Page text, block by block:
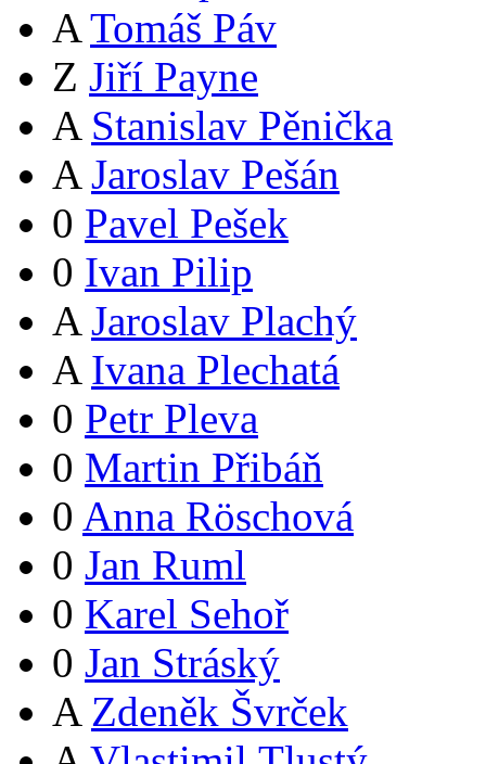
A Tomáš Páv
Z Jiří Payne
A Stanislav Pěnička
A Jaroslav Pešán
0 Pavel Pešek
0 Ivan Pilip
A Jaroslav Plachý
A Ivana Plechatá
0 Petr Pleva
0 Martin Přibáň
0 Anna Röschová
0 Jan Ruml
0 Karel Sehoř
0 Jan Stráský
A Zdeněk Švrček